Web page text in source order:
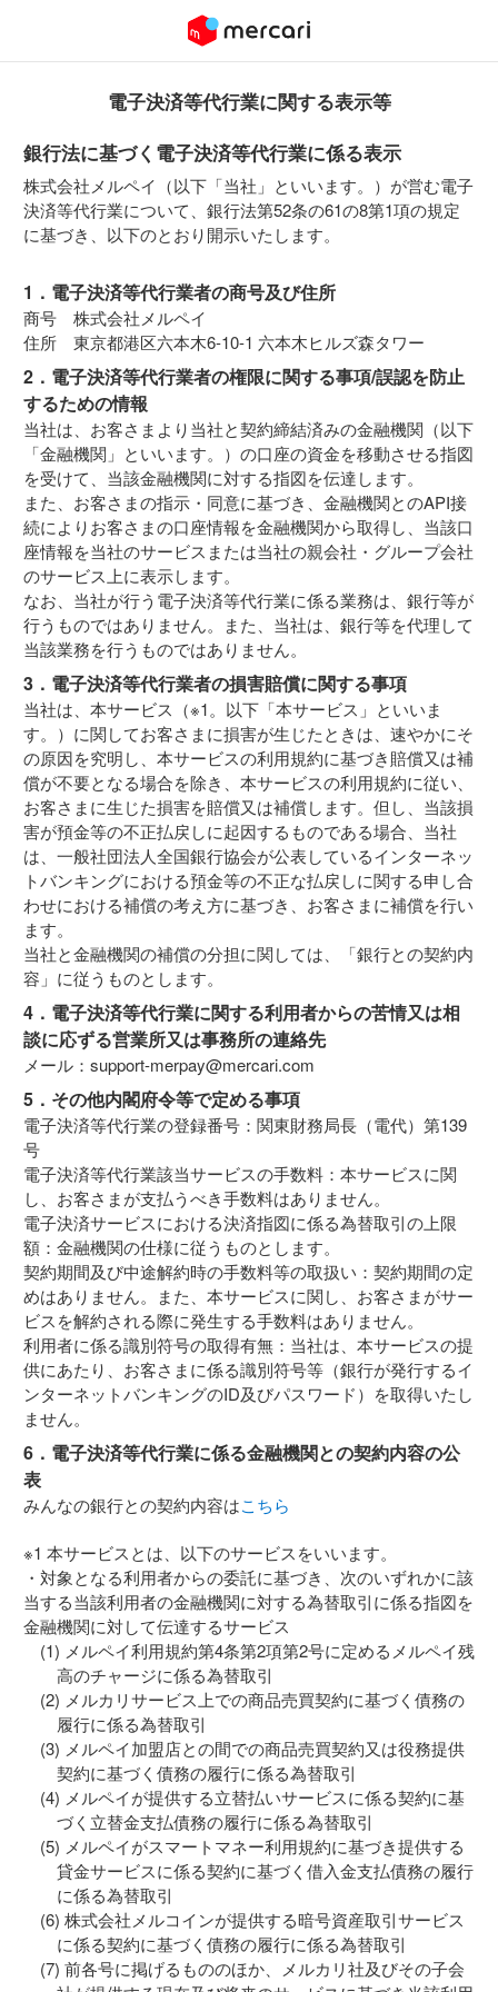
電子決済等代行業に関する表示等
銀行法に基づく電子決済等代行業に係る表示
株式会社メルペイ（以下「当社」といいます。）が営む電子
決済等代行業について、銀行法第52条の61の8第1項の規定
に基づき、以下のとおり開示いたします。
1．電子決済等代行業者の商号及び住所
商号 株式会社メルペイ
住所 東京都港区六本木6-10-1 六本木ヒルズ森タワー
2．電子決済等代行業者の権限に関する事項/誤認を防止
するための情報
当社は、お客さまより当社と契約締結済みの金融機関（以下
「金融機関」といいます。）の口座の資金を移動させる指図
を受けて、当該金融機関に対する指図を伝達します。
また、お客さまの指示・同意に基づき、金融機関とのAPI接
続によりお客さまの口座情報を金融機関から取得し、当該口
座情報を当社のサービスまたは当社の親会社・グループ会社
のサービス上に表示します。
なお、当社が行う電子決済等代行業に係る業務は、銀行等が
行うものではありません。また、当社は、銀行等を代理して
当該業務を行うものではありません。
3．電子決済等代行業者の損害賠償に関する事項
当社は、本サービス（※1。以下「本サービス」といいま
す。）に関してお客さまに損害が生じたときは、速やかにそ
の原因を究明し、本サービスの利用規約に基づき賠償又は補
償が不要となる場合を除き、本サービスの利用規約に従い、
お客さまに生じた損害を賠償又は補償します。但し、当該損
害が預金等の不正払戻しに起因するものである場合、当社
は、一般社団法人全国銀行協会が公表しているインターネッ
トバンキングにおける預金等の不正な払戻しに関する申し合
わせにおける補償の考え方に基づき、お客さまに補償を行い
ます。
当社と金融機関の補償の分担に関しては、「銀行との契約内
容」に従うものとします。
4．電子決済等代行業に関する利用者からの苦情又は相
談に応ずる営業所又は事務所の連絡先
メール：support-merpay@mercari.com
5．その他内閣府令等で定める事項
電子決済等代行業の登録番号：関東財務局長（電代）第139
号
電子決済等代行業該当サービスの手数料：本サービスに関
し、お客さまが支払うべき手数料はありません。
電子決済サービスにおける決済指図に係る為替取引の上限
額：金融機関の仕様に従うものとします。
契約期間及び中途解約時の手数料等の取扱い：契約期間の定
めはありません。また、本サービスに関し、お客さまがサー
ビスを解約される際に発生する手数料はありません。
利用者に係る識別符号の取得有無：当社は、本サービスの提
供にあたり、お客さまに係る識別符号等（銀行が発行するイ
ンターネットバンキングのID及びパスワード）を取得いたし
ません。
6．電子決済等代行業に係る金融機関との契約内容の公
表
みんなの銀行との契約内容はこちら
※1 本サービスとは、以下のサービスをいいます。
・対象となる利用者からの委託に基づき、次のいずれかに該
当する当該利用者の金融機関に対する為替取引に係る指図を
金融機関に対して伝達するサービス
メルペイ利用規約第4条第2項第2号に定めるメルペイ残
高のチャージに係る為替取引
メルカリサービス上での商品売買契約に基づく債務の
履行に係る為替取引
メルペイ加盟店との間での商品売買契約又は役務提供
契約に基づく債務の履行に係る為替取引
メルペイが提供する立替払いサービスに係る契約に基
づく立替金支払債務の履行に係る為替取引
メルペイがスマートマネー利用規約に基づき提供する
貸金サービスに係る契約に基づく借入金支払債務の履行
に係る為替取引
株式会社メルコインが提供する暗号資産取引サービス
に係る契約に基づく債務の履行に係る為替取引
前各号に掲げるもののほか、メルカリ社及びその子会